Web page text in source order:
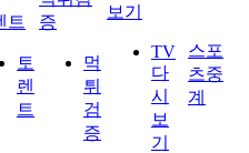
트
토
렌
트
증
먹
튀
검
증
보기
TV
다
시
보
기
스포
츠중
계